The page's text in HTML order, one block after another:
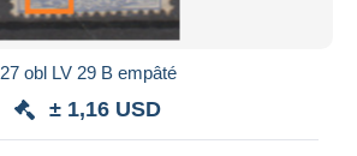
27 obl LV 29 B empâté
± 1,16 USD